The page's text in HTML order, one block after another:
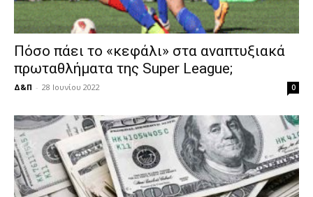
Πόσο πάει το «κεφάλι» στα αναπτυξιακά
πρωταθλήματα της Super League;
Δ&Π - 28 Ιουνίου 2022 0